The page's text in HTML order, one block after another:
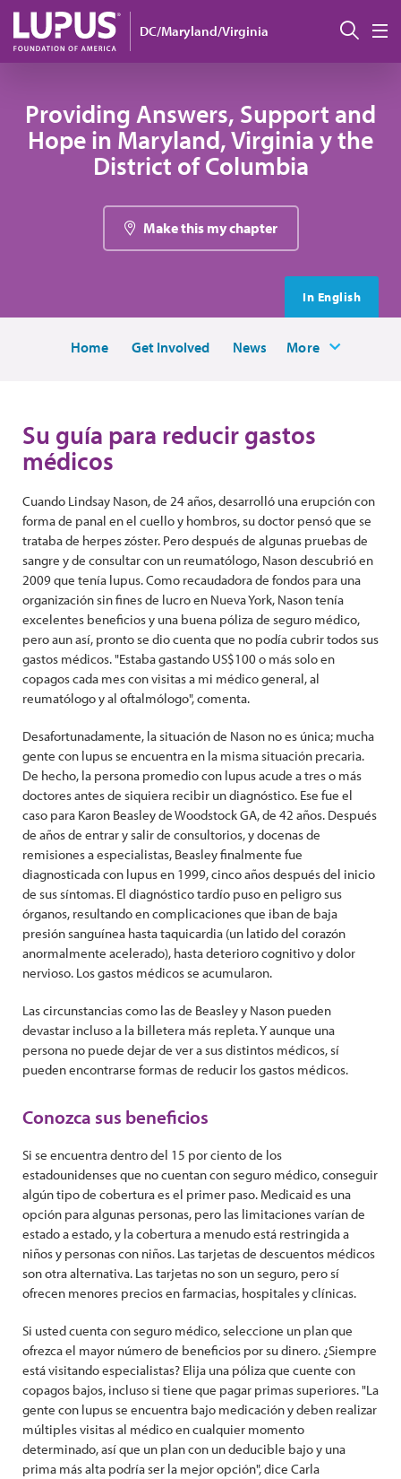
Pasar al contenido principal
DC/Maryland/Virginia
Providing Answers, Support and
Hope in Maryland, Virginia y the
District of Columbia
Make this my chapter
In English
Home Get Involved News More
Su guía para reducir gastos
médicos
Cuando Lindsay Nason, de 24 años, desarrolló una erupción con
forma de panal en el cuello y hombros, su doctor pensó que se
trataba de herpes zóster. Pero después de algunas pruebas de
sangre y de consultar con un reumatólogo, Nason descubrió en
2009 que tenía lupus. Como recaudadora de fondos para una
organización sin fines de lucro en Nueva York, Nason tenía
excelentes beneficios y una buena póliza de seguro médico,
pero aun así, pronto se dio cuenta que no podía cubrir todos sus
gastos médicos. "Estaba gastando US$100 o más solo en
copagos cada mes con visitas a mi médico general, al
reumatólogo y al oftalmólogo", comenta.
Desafortunadamente, la situación de Nason no es única; mucha
gente con lupus se encuentra en la misma situación precaria.
De hecho, la persona promedio con lupus acude a tres o más
doctores antes de siquiera recibir un diagnóstico. Ese fue el
caso para Karon Beasley de Woodstock GA, de 42 años. Después
de años de entrar y salir de consultorios, y docenas de
remisiones a especialistas, Beasley finalmente fue
diagnosticada con lupus en 1999, cinco años después del inicio
de sus síntomas. El diagnóstico tardío puso en peligro sus
órganos, resultando en complicaciones que iban de baja
presión sanguínea hasta taquicardia (un latido del corazón
anormalmente acelerado), hasta deterioro cognitivo y dolor
nervioso. Los gastos médicos se acumularon.
Las circunstancias como las de Beasley y Nason pueden
devastar incluso a la billetera más repleta. Y aunque una
persona no puede dejar de ver a sus distintos médicos, sí
pueden encontrarse formas de reducir los gastos médicos.
Conozca sus beneficios
Si se encuentra dentro del 15 por ciento de los
estadounidenses que no cuentan con seguro médico, conseguir
algún tipo de cobertura es el primer paso. Medicaid es una
opción para algunas personas, pero las limitaciones varían de
estado a estado, y la cobertura a menudo está restringida a
niños y personas con niños. Las tarjetas de descuentos médicos
son otra alternativa. Las tarjetas no son un seguro, pero sí
ofrecen menores precios en farmacias, hospitales y clínicas.
Si usted cuenta con seguro médico, seleccione un plan que
ofrezca el mayor número de beneficios por su dinero. ¿Siempre
está visitando especialistas? Elija una póliza que cuente con
copagos bajos, incluso si tiene que pagar primas superiores. "La
gente con lupus se encuentra bajo medicación y deben realizar
múltiples visitas al médico en cualquier momento
determinado, así que un plan con un deducible bajo y una
prima más alta podría ser la mejor opción", dice Carla